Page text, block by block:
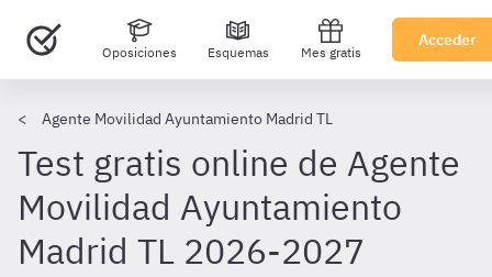
Oposiciones Esquemas Mes gratis
Acceder
Agente Movilidad Ayuntamiento Madrid TL
Test gratis online de Agente
Movilidad Ayuntamiento
Madrid TL 2026-2027